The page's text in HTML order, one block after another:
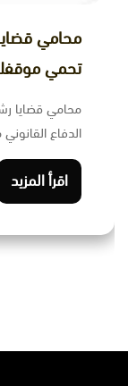
تحمي
محامي قضايا
الدفاع
اقرأ المزيد